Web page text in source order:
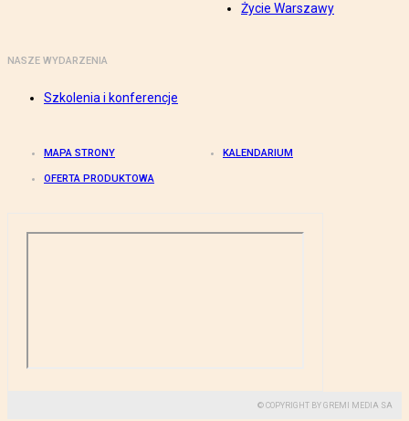
Życie Warszawy
NASZE WYDARZENIA
Szkolenia i konferencje
MAPA STRONY KALENDARIUM
OFERTA PRODUKTOWA
© COPYRIGHT BY GREMI MEDIA SA